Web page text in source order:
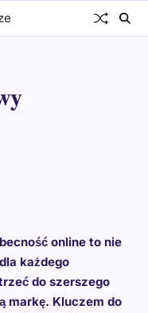
online to nie
każdego
do szerszego
markę. Kluczem do